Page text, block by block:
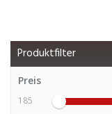
Produktfilter
Preis
185